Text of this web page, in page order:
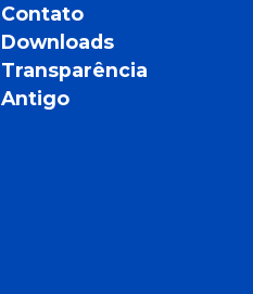
Contato
Downloads
Transparência
Antigo